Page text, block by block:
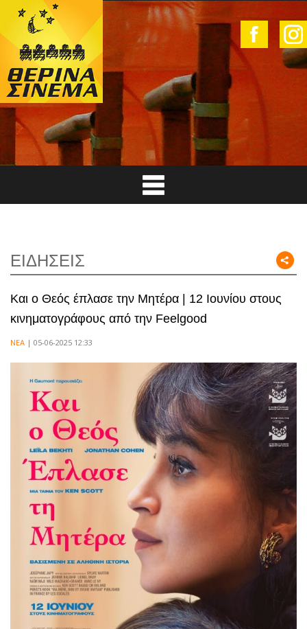
ΕΙΔΗΣΕΙΣ
Και ο Θεός έπλασε την Μητέρα | 12 Ιουνίου στους
κινηματογράφους από την Feelgood
ΝΕΑ | 05-06-2025 12:33